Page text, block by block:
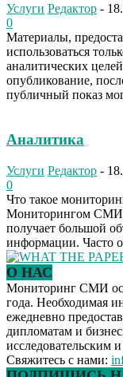
Услуги Редактор -
0
Материалы,
использоваться
аналитических
опубликование,
публичный показ
Аналитика
Услуги Редактор -
0
Что такое
Мониторингом СМИ,
получает большой
информации. Часто
О НАС
Мониторинг СМИ
года. Необходимая
ежедневно
дипломатам и
исследовательским
Свяжитесь с нами: